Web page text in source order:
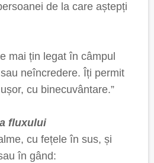
de la care aștepți
mai țin legat în câmpul
neîncredere. Îți permit
cu binecuvântare.”
fluxului
cu fețele în sus, și
în gând: